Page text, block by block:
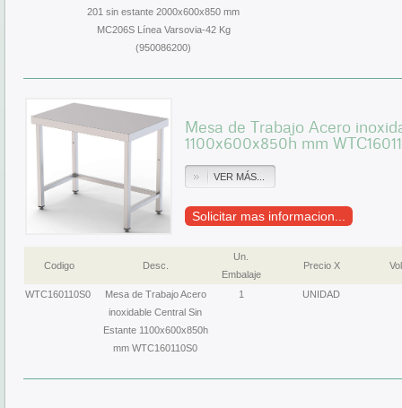
201 sin estante 2000x600x850 mm
MC206S Línea Varsovia-42 Kg
(950086200)
Mesa de Trabajo Acero
1100x600x850h mm
VER MÁS...
Solicitar mas informacion...
Codigo Desc.
Un.
Embalaje
Precio X
WTC160110S0
Mesa de Trabajo Acero
inoxidable Central Sin
Estante 1100x600x850h
mm WTC160110S0
1 UNIDAD